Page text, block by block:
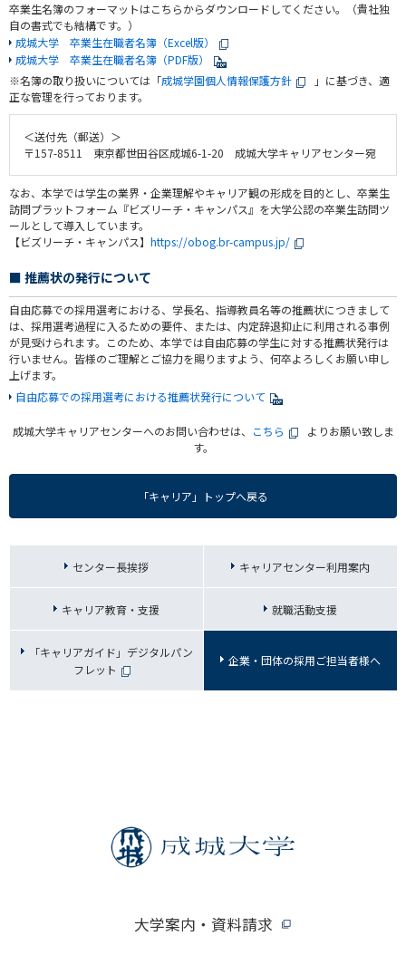
卒業生名簿のフォーマットはこちらからダウンロードしてください。（貴社独
自の書式でも結構です。）
成城大学 卒業生在職者名簿（Excel版）
成城大学 卒業生在職者名簿（PDF版）
※名簿の取り扱いについては「成城学園個人情報保護方針
」に基づき、適
正な管理を行っております。
＜送付先（郵送）＞
〒157-8511 東京都世田谷区成城6-1-20 成城大学キャリアセンター宛
なお、本学では学生の業界・企業理解やキャリア観の形成を目的とし、卒業生
訪問プラットフォーム『ビズリーチ・キャンパス』を大学公認の卒業生訪問ツ
ールとして導入しています。
【ビズリーチ・キャンパス】 https://obog.br-campus.jp/
■ 推薦状の発行について
自由応募での採用選考における、学長名、指導教員名等の推薦状につきまして
は、採用選考過程に入るための要件、または、内定辞退抑止に利用される事例
が見受けられます。このため、本学では自由応募の学生に対する推薦状発行は
行いません。皆様のご理解とご協力を賜りますよう、何卒よろしくお願い申し
上げます。
自由応募での採用選考における推薦状発行について
成城大学キャリアセンターへのお問い合わせは、 こちら
よりお願い致しま
す。
「キャリア」トップへ戻る
センター長挨拶 キャリアセンター利用案内
キャリア教育・支援 就職活動支援
「キャリアガイド」デジタルパン
フレット
企業・団体の採用ご担当者様へ
大学案内・資料請求